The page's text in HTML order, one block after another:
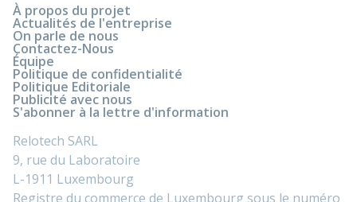
À propos du projet
Actualités de l'entreprise
On parle de nous
Contactez-Nous
Équipe
Politique de confidentialité
Politique Editoriale
Publicité avec nous
S'abonner à la lettre d'information
Relotech SARL
9, rue du Laboratoire
L-1911 Luxembourg
Registre du commerce de Luxembourg sous le numéro